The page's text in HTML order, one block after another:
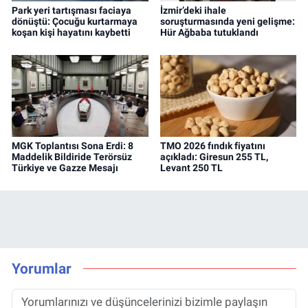
Park yeri tartışması faciaya
dönüştü: Çocuğu kurtarmaya
koşan kişi hayatını kaybetti
İzmir’deki ihale
soruşturmasında yeni gelişme:
Hür Ağbaba tutuklandı
MGK Toplantısı Sona Erdi: 8
Maddelik Bildiride Terörsüz
Türkiye ve Gazze Mesajı
TMO 2026 fındık fiyatını
açıkladı: Giresun 255 TL,
Levant 250 TL
Yorumlar